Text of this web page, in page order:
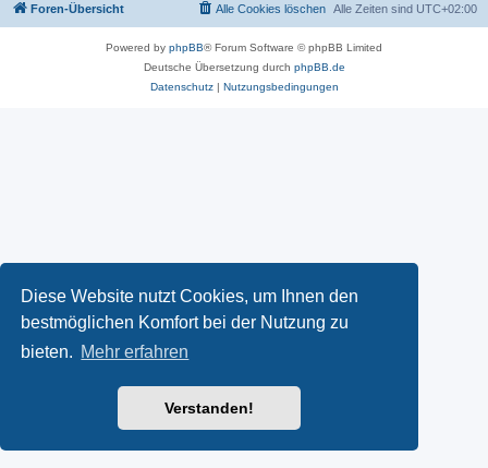
Diese Website nutzt Cookies, um Ihnen den
bestmöglichen Komfort bei der Nutzung zu
bieten. Mehr erfahren
Verstanden!
Foren-Übersicht Alle Zeiten sind UTC+02:00
Alle Cookies löschen
Powered by phpBB® Forum Software © phpBB Limited
Deutsche Übersetzung durch phpBB.de
Datenschutz| Nutzungsbedingungen